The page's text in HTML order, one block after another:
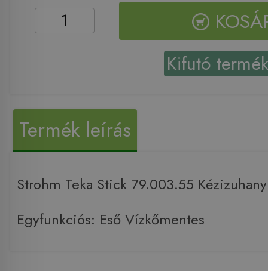
Kifutó
Termék leírás
Strohm Teka Stick 79.003.55 Kézizuhany
Egyfunkciós: Eső Vízkőmentes